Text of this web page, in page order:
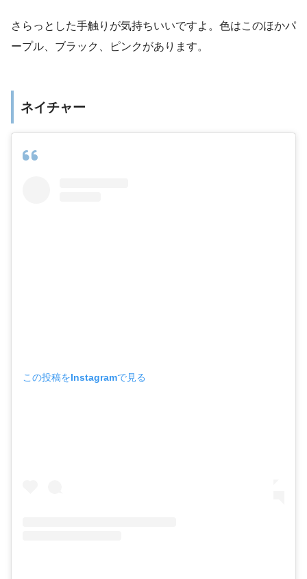
さらっとした手触りが気持ちいいですよ。色はこのほかパ
ープル、ブラック、ピンクがあります。
ネイチャー
この投稿をInstagramで見る